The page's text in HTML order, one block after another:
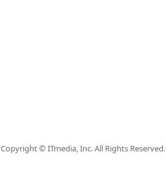
Copyright © ITmedia, Inc. All Rights Reserved.